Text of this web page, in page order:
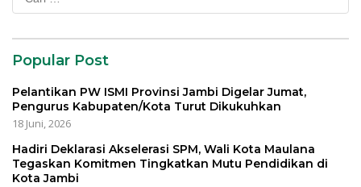
untuk:
Popular Post
Pelantikan PW ISMI Provinsi Jambi Digelar Jumat,
Pengurus Kabupaten/Kota Turut Dikukuhkan
18 Juni, 2026
Hadiri Deklarasi Akselerasi SPM, Wali Kota Maulana
Tegaskan Komitmen Tingkatkan Mutu Pendidikan di
Kota Jambi